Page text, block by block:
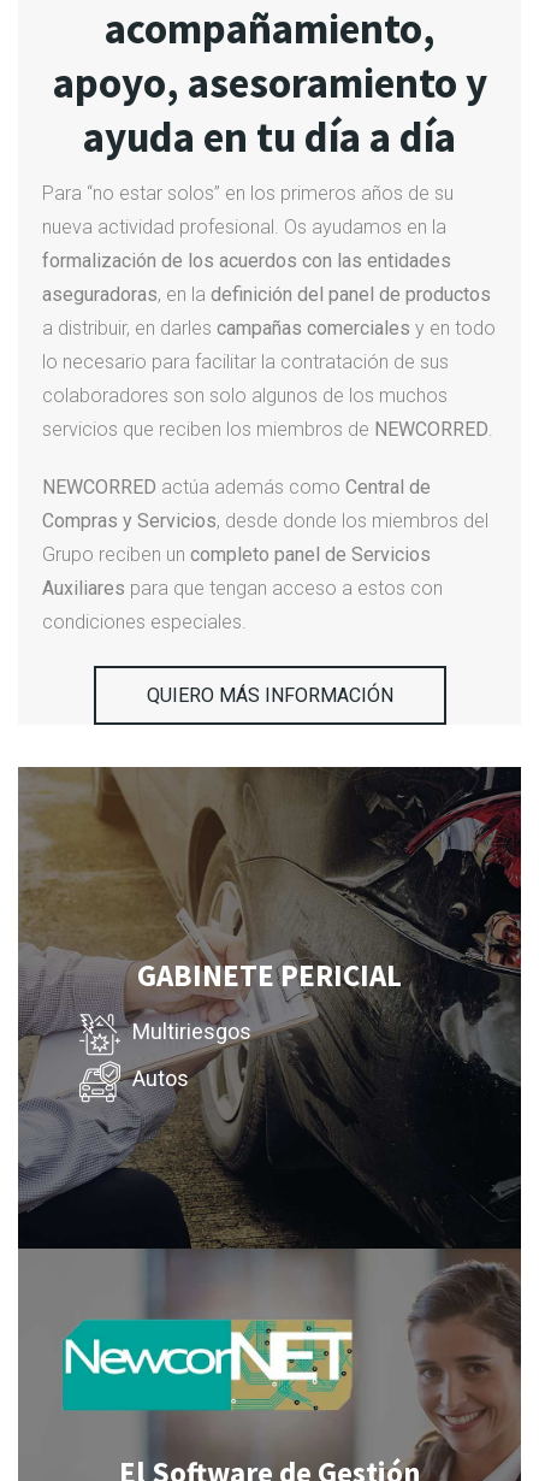
acompañamiento,
apoyo, asesoramiento y
ayuda en tu día a día
Para “no estar solos” en los primeros años de su
nueva actividad profesional. Os ayudamos en la
formalización de los acuerdos con las entidades
aseguradoras, en la definición del panel de productos
a distribuir, en darles campañas comerciales y en todo
lo necesario para facilitar la contratación de sus
colaboradores son solo algunos de los muchos
servicios que reciben los miembros de NEWCORRED.
NEWCORRED actúa además como Central de
Compras y Servicios, desde donde los miembros del
Grupo reciben un completo panel de Servicios
Auxiliares para que tengan acceso a estos con
condiciones especiales.
QUIERO MÁS INFORMACIÓN
GABINETE PERICIAL
Multiriesgos
Autos
El Software de Gestión